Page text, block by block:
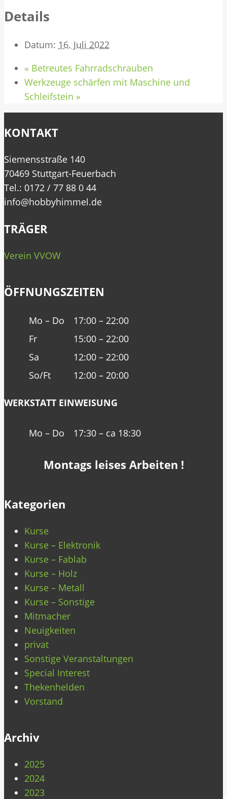
Details
Datum: 16. Juli 2022
« Betreutes Fahrradschrauben
Werkzeuge schärfen mit Maschine und
Schleifstein »
KONTAKT
Siemensstraße 140
70469 Stuttgart-Feuerbach
Tel.: 0172 / 77 88 0 44
info@hobbyhimmel.de
TRÄGER
Verein VVOW
ÖFFNUNGSZEITEN
Mo – Do
17:00 – 22:00
Fr
15:00 – 22:00
Sa
12:00 – 22:00
So/Ft
12:00 – 20:00
WERKSTATT EINWEISUNG
Mo – Do 17:30 – ca 18:30
Montags leises Arbeiten !
Kategorien
Kurse
Kurse – Elektronik
Kurse – Fablab
Kurse – Holz
Kurse – Metall
Kurse – Sonstige
Mitmacher
Neuigkeiten
privat
Sonstige Veranstaltungen
Special Interest
Thekenhelden
Vorstand
Archiv
2025
2024
2023